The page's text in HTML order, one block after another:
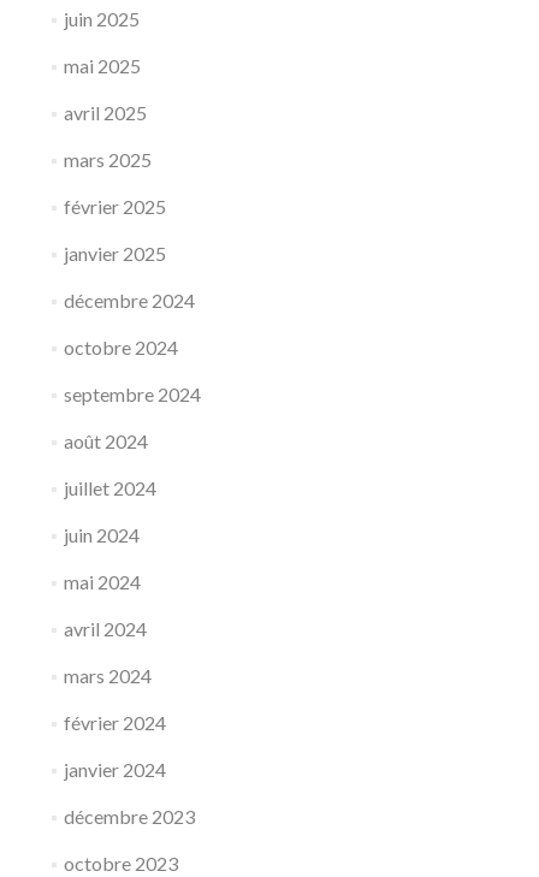
juin 2025
mai 2025
avril 2025
mars 2025
février 2025
janvier 2025
décembre 2024
octobre 2024
septembre 2024
août 2024
juillet 2024
juin 2024
mai 2024
avril 2024
mars 2024
février 2024
janvier 2024
décembre 2023
octobre 2023